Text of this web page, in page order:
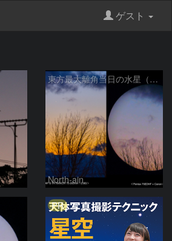
ゲスト
東方最大離角当日の水星（2023.12.04）
North-ain
PR